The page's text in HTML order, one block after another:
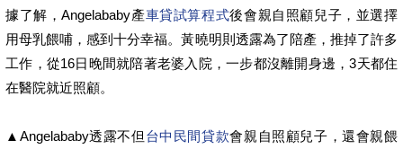
據了解，Angelababy產車貸試算程式後會親自照顧兒子，並選擇
用母乳餵哺，感到十分幸福。黃曉明則透露為了陪產，推掉了許多
工作，從16日晚間就陪著老婆入院，一步都沒離開身邊，3天都住
在醫院就近照顧。
▲Angelababy透露不但 台中民間貸款會親自照顧兒子，還會親餵